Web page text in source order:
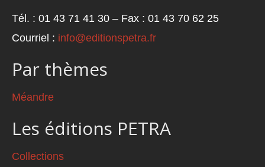
Tél. : 01 43 71 41 30 – Fax : 01 43 70 62 25
Courriel : info@editionspetra.fr
Par thèmes
Méandre
Les éditions PETRA
Collections